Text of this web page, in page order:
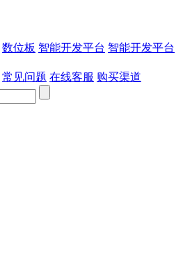
数位板 智能开发平台 智能开发平台
常见问题 在线客服 购买渠道